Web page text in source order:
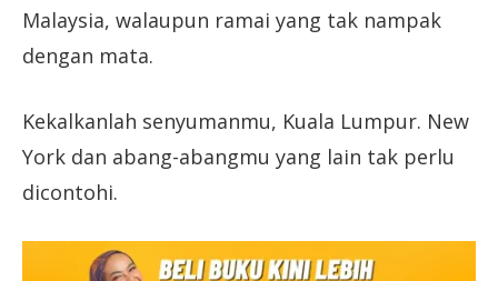
Malaysia, walaupun ramai yang tak nampak
dengan mata.
Kekalkanlah senyumanmu, Kuala Lumpur. New
York dan abang-abangmu yang lain tak perlu
dicontohi.